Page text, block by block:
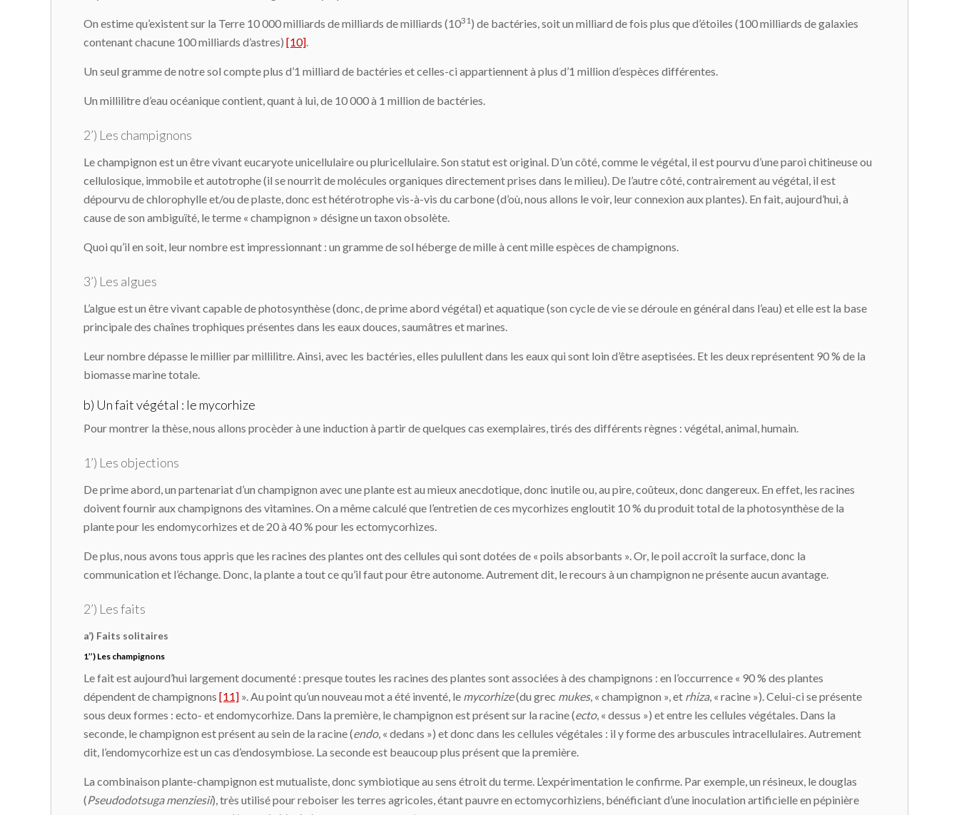
On estime qu’existent sur la Terre 10 000 milliards de milliards de milliards (1031 ) de bactéries, soit un milliard de fois plus que d’étoiles (100 milliards de galaxies
contenant chacune 100 milliards d’astres) [10]
Un seul gramme de notre sol compte plus d’1 milliard de bactéries et celles-ci appartiennent à plus d’1 million d’espèces différentes.
Un millilitre d’eau océanique contient, quant à lui, de 10 000 à 1 million de bactéries.
2’) Les champignons
Le champignon est un être vivant eucaryote unicellulaire ou pluricellulaire. Son statut est original. D’un côté, comme le végétal, il est pourvu d’une paroi chitineuse ou
cellulosique, immobile et autotrophe (il se nourrit de molécules organiques directement prises dans le milieu). De l’autre côté, contrairement au végétal, il est
dépourvu de chlorophylle et/ou de plaste, donc est hétérotrophe vis-à-vis du carbone (d’où, nous allons le voir, leur connexion aux plantes). En fait, aujourd’hui, à
cause de son ambiguïté, le terme « champignon » désigne un taxon obsolète.
Quoi qu’il en soit, leur nombre est impressionnant : un gramme de sol héberge de mille à cent mille espèces de champignons.
3’) Les algues
L’algue est un être vivant capable de photosynthèse (donc, de prime abord végétal) et aquatique (son cycle de vie se déroule en général dans l’eau) et elle est la base
principale des chaînes trophiques présentes dans les eaux douces, saumâtres et marines.
Leur nombre dépasse le millier par millilitre. Ainsi, avec les bactéries, elles pulullent dans les eaux qui sont loin d’être aseptisées. Et les deux représentent 90 % de la
biomasse marine totale.
b) Un fait végétal : le mycorhize
Pour montrer la thèse, nous allons procèder à une induction à partir de quelques cas exemplaires, tirés des différents règnes : végétal, animal, humain.
1’) Les objections
De prime abord, un partenariat d’un champignon avec une plante est au mieux anecdotique, donc inutile ou, au pire, coûteux, donc dangereux. En effet, les racines
doivent fournir aux champignons des vitamines. On a même calculé que l’entretien de ces mycorhizes engloutit 10 % du produit total de la photosynthèse de la
plante pour les endomycorhizes et de 20 à 40 % pour les ectomycorhizes.
De plus, nous avons tous appris que les racines des plantes ont des cellules qui sont dotées de « poils absorbants ». Or, le poil accroît la surface, donc la
communication et l’échange. Donc, la plante a tout ce qu’il faut pour être autonome. Autrement dit, le recours à un champignon ne présente aucun avantage.
2’) Les faits
a’) Faits solitaires
1’’) Les champignons
Le fait est aujourd’hui largement documenté : presque toutes les racines des plantes sont associées à des champignons : en l’occurrence « 90 % des plantes
dépendent de champignons [11] ». Au point qu’un nouveau mot a été inventé, le mycorhize(du grec mukes, « champignon », et rhiza, « racine »). Celui-ci se présente
sous deux formes : ecto- et endomycorhize. Dans la première, le champignon est présent sur la racine (ecto, « dessus ») et entre les cellules végétales. Dans la
seconde, le champignon est présent au sein de la racine (endo, « dedans ») et donc dans les cellules végétales : il y forme des arbuscules intracellulaires. Autrement
dit, l’endomycorhize est un cas d’endosymbiose. La seconde est beaucoup plus présent que la première.
La combinaison plante-champignon est mutualiste, donc symbiotique au sens étroit du terme. L’expérimentation le confirme. Par exemple, un résineux, le douglas
(Pseudodotsuga menziesii), très utilisé pour reboiser les terres agricoles, étant pauvre en ectomycorhiziens, bénéficiant d’une inoculation artificielle en pépinière